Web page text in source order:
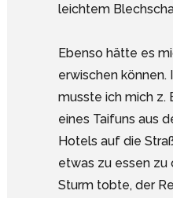
leichtem
Ebenso hätte es
erwischen können.
musste ich mich z.
eines Taifuns aus
Hotels auf die
etwas zu essen zu
Sturm tobte, der